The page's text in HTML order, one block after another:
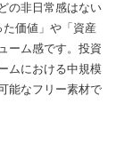
の非日常感はない
価値」や「資産
ーム感です。投資
ムにおける中規模
能なフリー素材で